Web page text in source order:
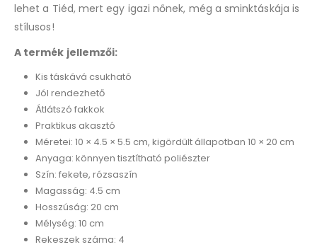
lehet a Tiéd, mert egy igazi nőnek, még a sminktáskája is
stílusos!
A termék jellemzői:
Kis táskává csukható
Jól rendezhető
Átlátszó fakkok
Praktikus akasztó
Méretei: 10 × 4.5 × 5.5 cm, kigördült állapotban 10 × 20 cm
Anyaga: könnyen tisztítható poliészter
Szín: fekete, rózsaszín
Magasság: 4.5 cm
Hosszúság: 20 cm
Mélység: 10 cm
Rekeszek száma: 4